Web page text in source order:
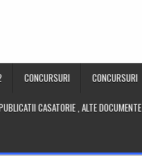
CONCURSURI CONCURSURI
CASATORIE , ALTE DOCUMENTE